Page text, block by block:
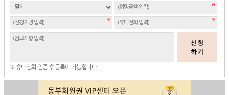
신청
하기
※ 휴대전화 인증 후 등록이 가능합니다.